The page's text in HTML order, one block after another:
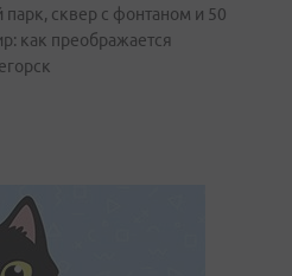
сквер с фонтаном и 50
как преображается